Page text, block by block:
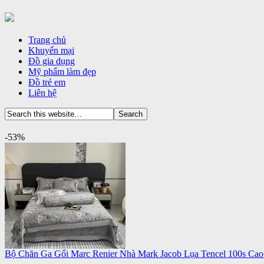
Trang chủ
Khuyến mại
Đồ gia dụng
Mỹ phẩm làm đẹp
Đồ trẻ em
Liên hệ
-53%
Bộ Chăn Ga Gối Marc Renier Nhà Mark Jacob Lụa Tencel 100s